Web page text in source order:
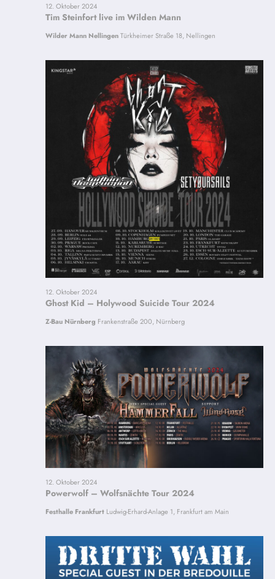
Tim Steinfort live im Wilden Mann
12. Oktober 2024
Wilder Mann NellingenTürkheimer Straße 18, Nellingen
Ghost Kid – Holywood Suicide Tour 2024
12. Oktober 2024
Z-Bau Nürnberg Frankenstraße 200, Nürnberg
Powerwolf – Wolfsnächte Tour 2024
12. Oktober 2024
Festhalle Frankfurt Ludwig-Erhard-Anlage 1, Frankfurt am Main